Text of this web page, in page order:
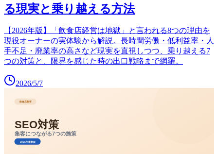
る現実と乗り越える方法
【2026年版】「飲食店経営は地獄」と言われる8つの理由を
現役オーナーの実体験から解説。長時間労働・低利益率・人
手不足・廃業率の高さなど現実を直視しつつ、乗り越える7
つの対策と、限界を感じた時の出口戦略まで網羅。
2026/5/7